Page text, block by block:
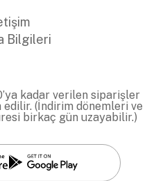
Bilgileri
kadar verilen siparişler
(İndirim dönemleri ve
birkaç gün uzayabilir.)